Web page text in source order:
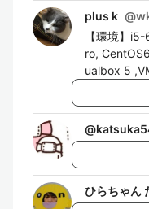
plus k @
【環境】
ro,
ualbox 5
@
ひらちゃん